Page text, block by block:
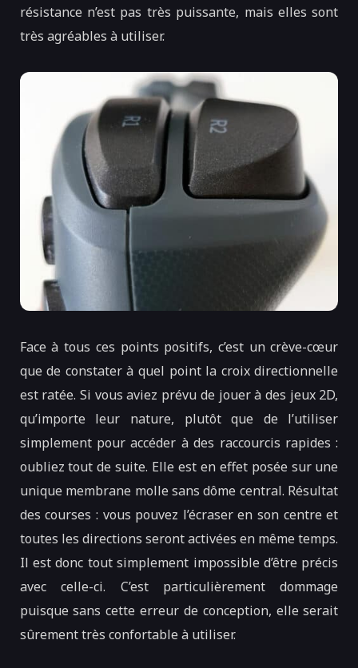
résistance n’est pas très puissante, mais elles sont
très agréables à utiliser.
Face à tous ces points positifs, c’est un crève-cœur
que de constater à quel point la croix directionnelle
est ratée. Si vous aviez prévu de jouer à des jeux 2D,
qu’importe leur nature, plutôt que de l’utiliser
simplement pour accéder à des raccourcis rapides :
oubliez tout de suite. Elle est en effet posée sur une
unique membrane molle sans dôme central. Résultat
des courses : vous pouvez l’écraser en son centre et
toutes les directions seront activées en même temps.
Il est donc tout simplement impossible d’être précis
avec celle-ci. C’est particulièrement dommage
puisque sans cette erreur de conception, elle serait
sûrement très confortable à utiliser.